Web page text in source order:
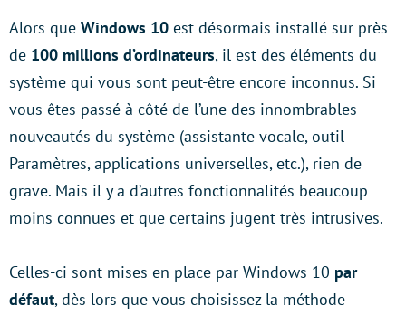
Alors que Windows 10 est désormais installé sur près
de 100 millions d’ordinateurs, il est des éléments du
système qui vous sont peut-être encore inconnus. Si
vous êtes passé à côté de l’une des innombrables
nouveautés du système (assistante vocale, outil
Paramètres, applications universelles, etc.), rien de
grave. Mais il y a d’autres fonctionnalités beaucoup
moins connues et que certains jugent très intrusives.
Celles-ci sont mises en place par Windows 10 par
défaut, dès lors que vous choisissez la méthode